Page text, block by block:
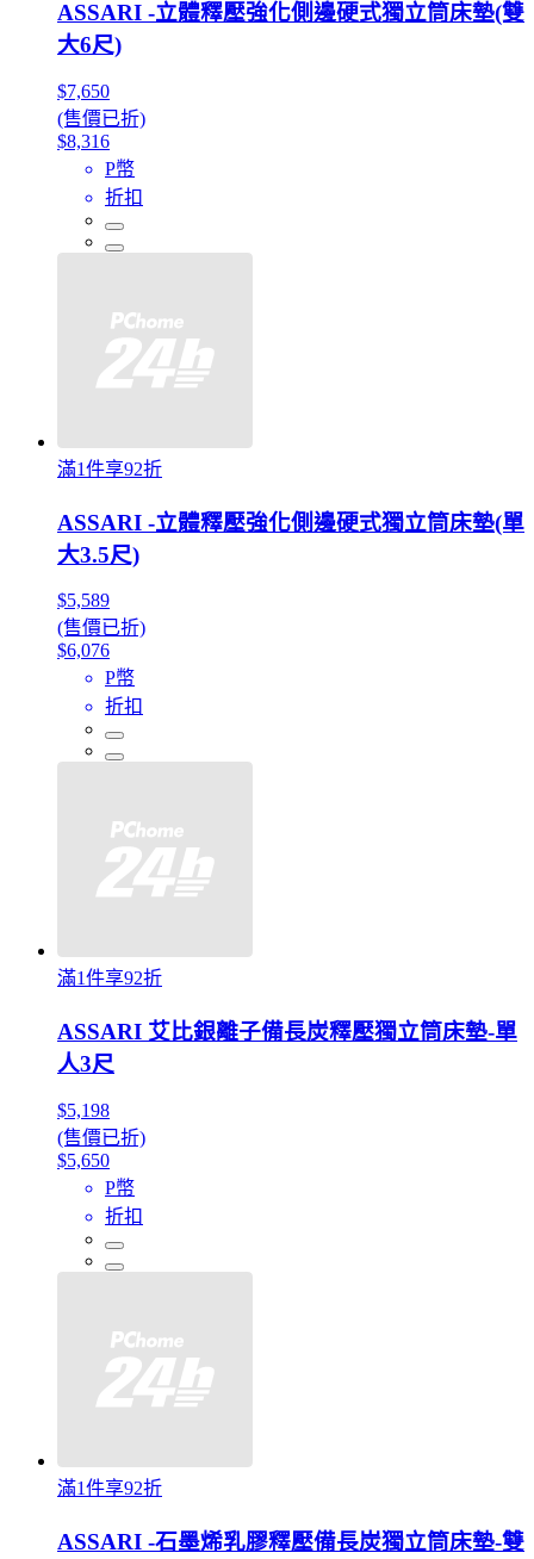
ASSARI -立體釋壓強化側邊硬式獨立筒床墊(雙
大6尺)
$7,650
(售價已折)
$8,316
P幣
折扣
滿1件享92折
ASSARI -立體釋壓強化側邊硬式獨立筒床墊(單
大3.5尺)
$5,589
(售價已折)
$6,076
P幣
折扣
滿1件享92折
ASSARI 艾比銀離子備長炭釋壓獨立筒床墊-單
人3尺
$5,198
(售價已折)
$5,650
P幣
折扣
滿1件享92折
ASSARI -石墨烯乳膠釋壓備長炭獨立筒床墊-雙